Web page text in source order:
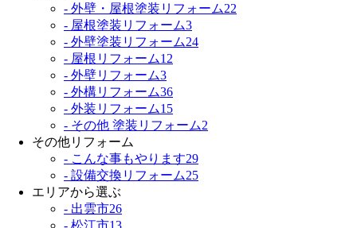
- 外壁・屋根塗装リフォーム22
- 屋根塗装リフォーム3
- 外壁塗装リフォーム24
- 屋根リフォーム12
- 外壁リフォーム3
- 外構リフォーム36
- 外装リフォーム15
- その他 塗装リフォーム2
その他リフォーム
- こんな事もやります29
- 設備交換リフォーム25
エリアから選ぶ
- 出雲市26